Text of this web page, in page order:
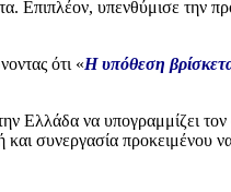
Επιπλέον, υπενθύμισε την
ότι «Η υπόθεση
Ελλάδα να υπογραμμίζει
συνεργασία προκειμένου